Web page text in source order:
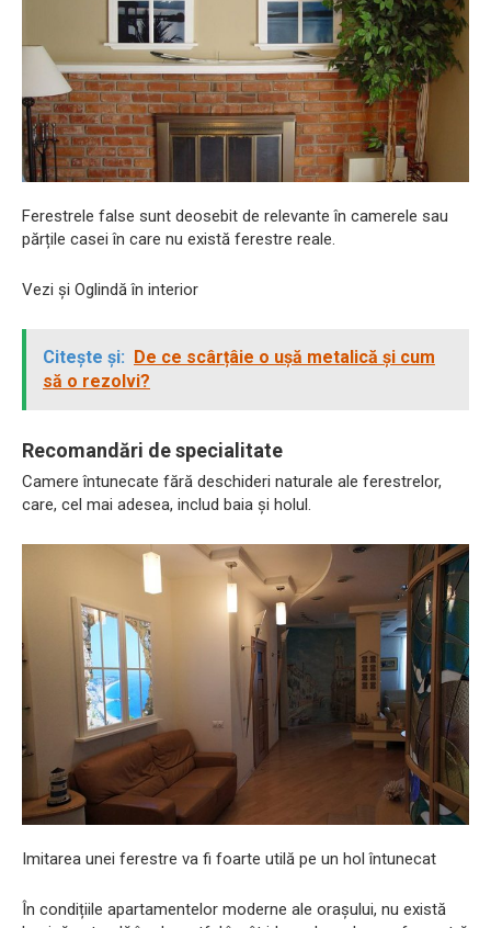
Ferestrele false sunt deosebit de relevante în camerele sau
părțile casei în care nu există ferestre reale.
Vezi și Oglindă în interior
Citește și: De ce scârțâie o ușă metalică și cum
să o rezolvi?
Recomandări de specialitate
Camere întunecate fără deschideri naturale ale ferestrelor,
care, cel mai adesea, includ baia și holul.
Imitarea unei ferestre va fi foarte utilă pe un hol întunecat
În condițiile apartamentelor moderne ale orașului, nu există